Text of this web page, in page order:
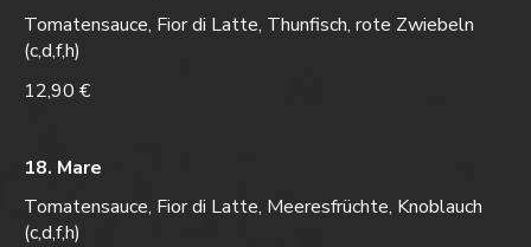
Tomatensauce, Fior di Latte, Thunfisch, rote Zwiebeln
(c,d,f,h)
12,90 €
18. Mare
Tomatensauce, Fior di Latte, Meeresfrüchte, Knoblauch
(c,d,f,h)